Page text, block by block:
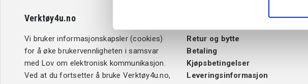
Verktøy4u.no
Vi bruker informasjonskapsler (cookies)
for å øke brukervennligheten i samsvar
med Lov om elektronisk kommunikasjon.
Ved at du fortsetter å bruke Verktøy4u.no,
Retur og bytte
Betaling
Kjøpsbetingelser
Leveringsinformasjon